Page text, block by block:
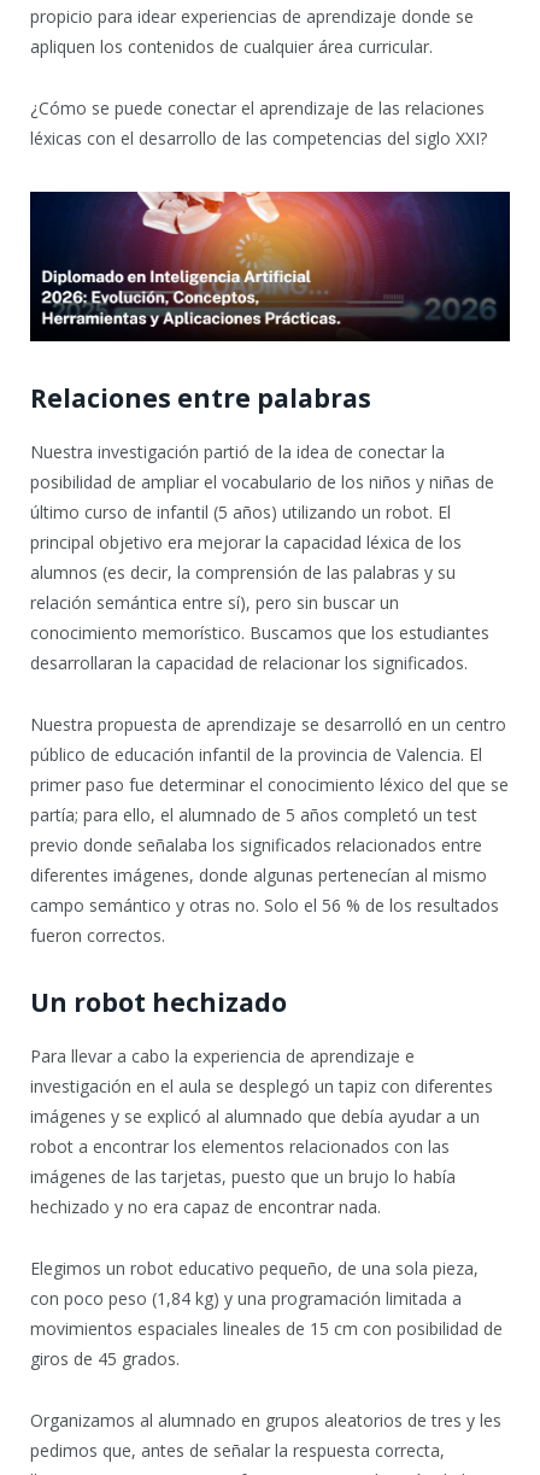
propicio para idear experiencias de aprendizaje donde se
apliquen los contenidos de cualquier área curricular.
¿Cómo se puede conectar el aprendizaje de las relaciones
léxicas con el desarrollo de las competencias del siglo XXI?
Relaciones entre palabras
Nuestra investigación partió de la idea de conectar la
posibilidad de ampliar el vocabulario de los niños y niñas de
último curso de infantil (5 años) utilizando un robot. El
principal objetivo era mejorar la capacidad léxica de los
alumnos (es decir, la comprensión de las palabras y su
relación semántica entre sí), pero sin buscar un
conocimiento memorístico. Buscamos que los estudiantes
desarrollaran la capacidad de relacionar los significados.
Nuestra propuesta de aprendizaje se desarrolló en un centro
público de educación infantil de la provincia de Valencia. El
primer paso fue determinar el conocimiento léxico del que se
partía; para ello, el alumnado de 5 años completó un test
previo donde señalaba los significados relacionados entre
diferentes imágenes, donde algunas pertenecían al mismo
campo semántico y otras no. Solo el 56 % de los resultados
fueron correctos.
Un robot hechizado
Para llevar a cabo la experiencia de aprendizaje e
investigación en el aula se desplegó un tapiz con diferentes
imágenes y se explicó al alumnado que debía ayudar a un
robot a encontrar los elementos relacionados con las
imágenes de las tarjetas, puesto que un brujo lo había
hechizado y no era capaz de encontrar nada.
Elegimos un robot educativo pequeño, de una sola pieza,
con poco peso (1,84 kg) y una programación limitada a
movimientos espaciales lineales de 15 cm con posibilidad de
giros de 45 grados.
Organizamos al alumnado en grupos aleatorios de tres y les
pedimos que, antes de señalar la respuesta correcta,